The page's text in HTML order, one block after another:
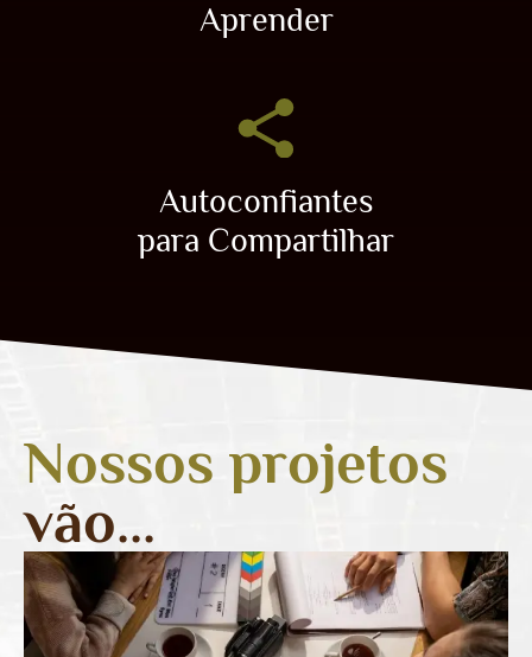
Aprender
Autoconfiantes
para Compartilhar
Nossos projetos
vão...